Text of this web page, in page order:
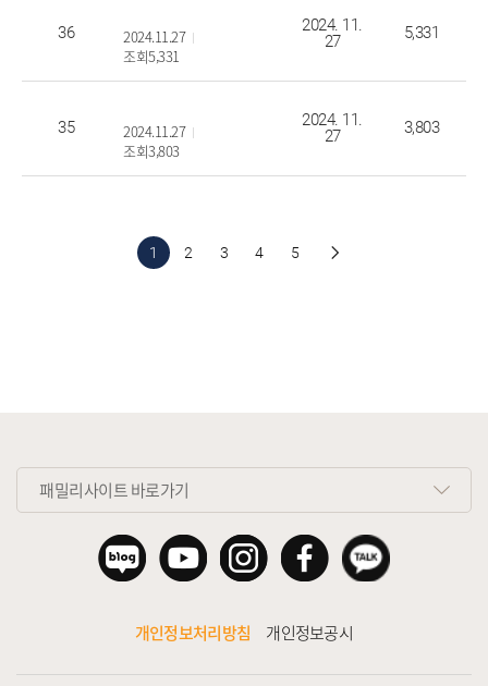
36
2024.11.27
조회5,331
2024. 11.
27
5,331
35
2024.11.27
조회3,803
2024. 11.
27
3,803
1 2 3 4 5
패밀리사이트 바로가기
개인정보처리방침 개인정보공시